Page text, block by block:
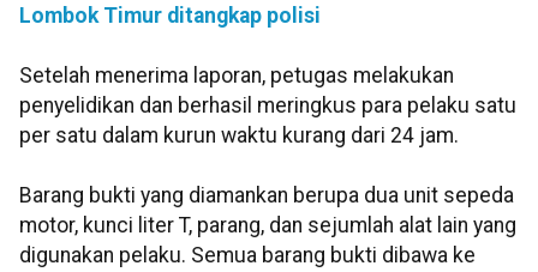
Lombok Timur ditangkap polisi
Setelah menerima laporan, petugas melakukan
penyelidikan dan berhasil meringkus para pelaku satu
per satu dalam kurun waktu kurang dari 24 jam.
Barang bukti yang diamankan berupa dua unit sepeda
motor, kunci liter T, parang, dan sejumlah alat lain yang
digunakan pelaku. Semua barang bukti dibawa ke